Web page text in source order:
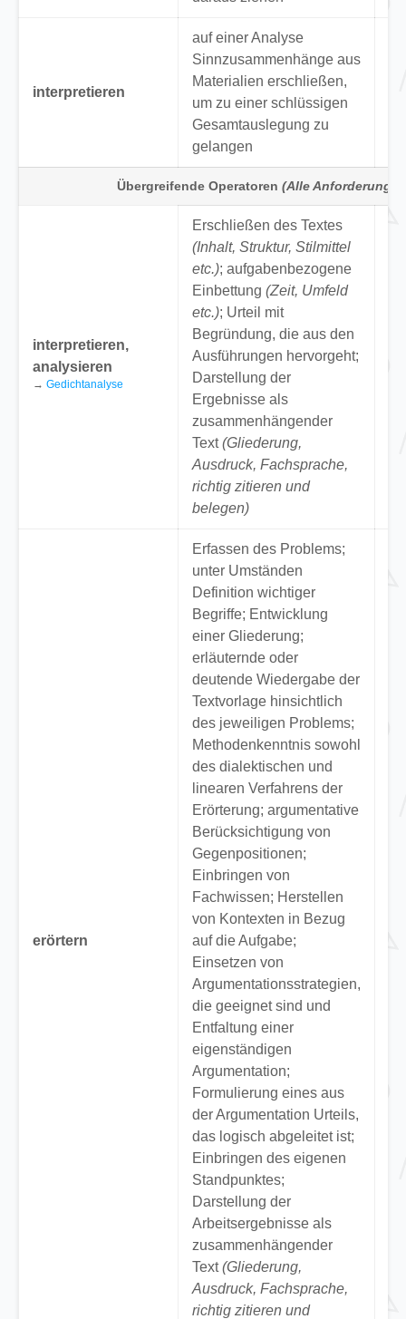
interpretieren
auf einer Analyse
Sinnzusammenhänge aus
Materialien erschließen,
um zu einer schlüssigen
Gesamtauslegung zu
gelangen
Übergreifende Operatoren (Alle
interpretieren,
analysieren
→ Gedichtanalyse
Erschließen des Textes
(Inhalt, Struktur, Stilmittel
etc.); aufgabenbezogene
Einbettung (Zeit, Umfeld
etc.); Urteil mit
Begründung, die aus den
Ausführungen hervorgeht;
Darstellung der
Ergebnisse als
zusammenhängender
Text(Gliederung,
Ausdruck, Fachsprache,
richtig zitieren und
belegen)
erörtern
Erfassen des Problems;
unter Umständen
Definition wichtiger
Begriffe; Entwicklung
einer Gliederung;
erläuternde oder
deutende Wiedergabe der
Textvorlage hinsichtlich
des jeweiligen Problems;
Methodenkenntnis sowohl
des dialektischen und
linearen Verfahrens der
Erörterung; argumentative
Berücksichtigung von
Gegenpositionen;
Einbringen von
Fachwissen; Herstellen
von Kontexten in Bezug
auf die Aufgabe;
Einsetzen von
Argumentationsstrategien,
die geeignet sind und
Entfaltung einer
eigenständigen
Argumentation;
Formulierung eines aus
der Argumentation Urteils,
das logisch abgeleitet ist;
Einbringen des eigenen
Standpunktes;
Darstellung der
Arbeitsergebnisse als
zusammenhängender
Text(Gliederung,
Ausdruck, Fachsprache,
richtig zitieren und